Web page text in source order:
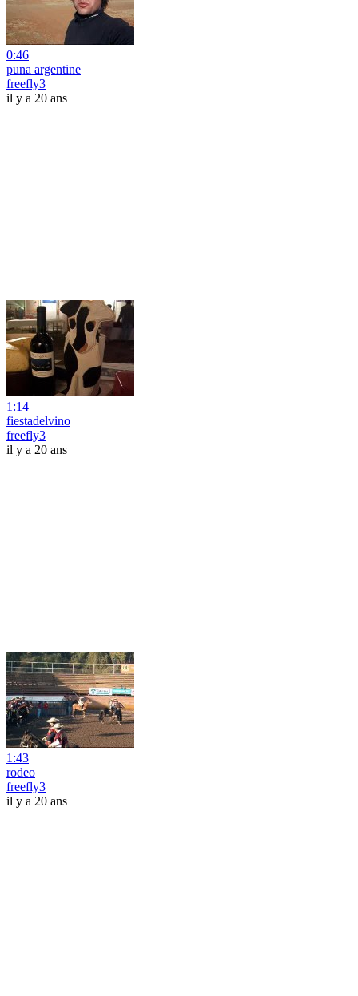
0:46
puna argentine
freefly3
il y a 20 ans
1:14
fiestadelvino
freefly3
il y a 20 ans
1:43
rodeo
freefly3
il y a 20 ans